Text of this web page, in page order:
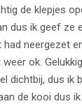
de klepjes
dus ik geef ze
neergezet
ok.
dichtbij, dus ik
de kooi dus